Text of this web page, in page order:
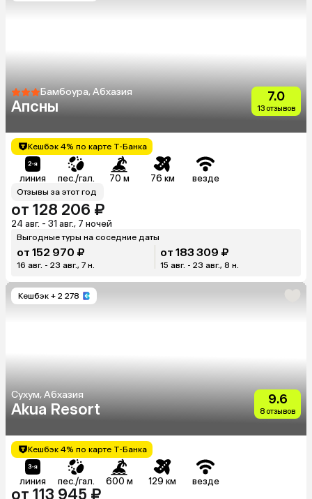
Бамбоура, Абхазия
Апсны
7.0
13 отзывов
Кешбэк 4% по карте Т-Банка
линия пес./гал. 70 м 76 км везде
Отзывы за этот год
от 128 206 ₽
24 авг. - 31 авг., 7 ночей
Выгодные туры на соседние даты
от 152 970 ₽
16 авг. - 23 авг., 7 н.
от 183 309 ₽
15 авг. - 23 авг., 8 н.
Кешбэк + 2 278
Сухум, Абхазия
Akua Resort
9.6
8 отзывов
Кешбэк 4% по карте Т-Банка
линия пес./гал. 600 м 129 км везде
от 113 945 ₽